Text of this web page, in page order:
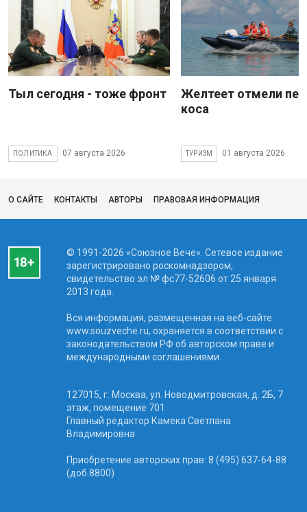
Тыл сегодня - тоже фронт
ПОЛИТИКА 07 августа 2026
Желтеет отмели
коса
ТУРИЗМ 01 августа 2026
О САЙТЕ КОНТАКТЫ АВТОРЫ ПРАВОВАЯ ИНФОРМАЦИЯ
© 1991-2026 «Союзное Вече». Сетевое издание
зарегистрировано роскомнадзором,
свидетельство эл № фc77-52606 от 25 января
2013 года.
Вся информация, размещенная на веб-сайте
www.souzveche.ru, охраняется в соответствии с
законодательством РФ об авторском праве и
международными соглашениями.
127015, г. Москва, ул. Новодмитровская, д. 2Б, 7
этаж, помещение 701
Главный редактор Камека Светлана
Владимировна
Приобретение авторских прав: 8 (495) 637-64-88
(доб.8800)